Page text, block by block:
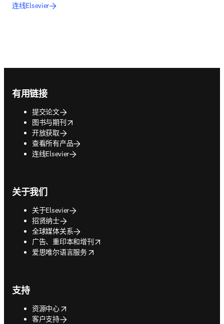
连线Elsevier
有用链接
提交论文
图书与期刊
opens in new tab/window
开放获取
查看所有产品
连线Elsevier
关于我们
关于Elsevier
招贤纳士
全球媒体关系
广告、重印本和增刊
opens in new tab/window
爱思唯尔语言服务
opens in new tab/window
支持
资源中心
opens in new tab/window
客户支持